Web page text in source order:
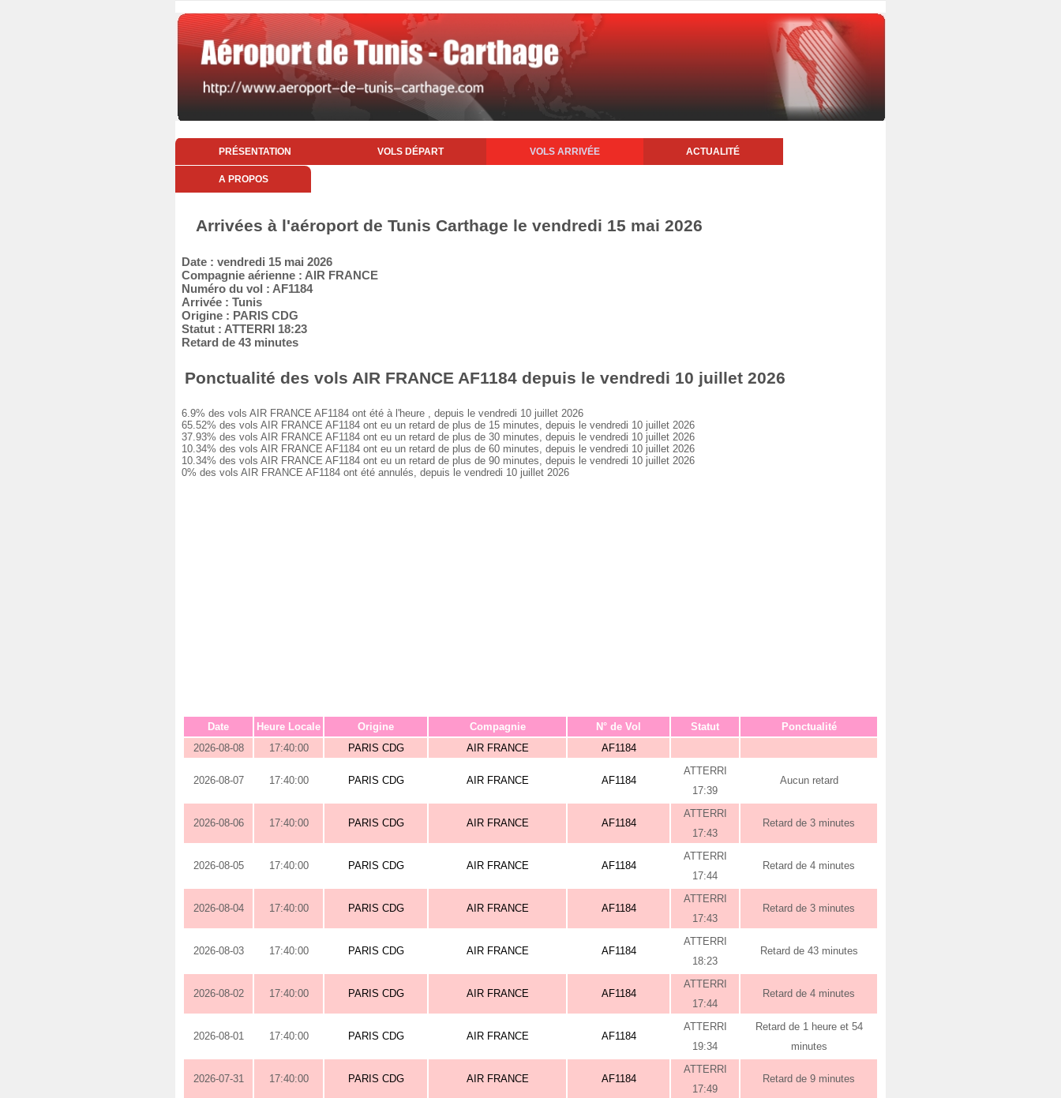
PRÉSENTATION VOLS DÉPART VOLS ARRIVÉE ACTUALITÉ
A PROPOS
Arrivées à l'aéroport de Tunis Carthage le vendredi 15 mai 2026
Date : vendredi 15 mai 2026
Compagnie aérienne : AIR FRANCE
Numéro du vol : AF1184
Arrivée : Tunis
Origine : PARIS CDG
Statut : ATTERRI 18:23
Retard de 43 minutes
Ponctualité des vols AIR FRANCE AF1184 depuis le vendredi 10 juillet 2026
6.9% des vols AIR FRANCE AF1184 ont été à l'heure , depuis le vendredi 10 juillet 2026
65.52% des vols AIR FRANCE AF1184 ont eu un retard de plus de 15 minutes, depuis le vendredi 10 juillet 2026
37.93% des vols AIR FRANCE AF1184 ont eu un retard de plus de 30 minutes, depuis le vendredi 10 juillet 2026
10.34% des vols AIR FRANCE AF1184 ont eu un retard de plus de 60 minutes, depuis le vendredi 10 juillet 2026
10.34% des vols AIR FRANCE AF1184 ont eu un retard de plus de 90 minutes, depuis le vendredi 10 juillet 2026
0% des vols AIR FRANCE AF1184 ont été annulés, depuis le vendredi 10 juillet 2026
Date Heure Locale Origine Compagnie N° de Vol Statut
Ponctualité
2026-08-08
17:40:00 PARIS CDG AIR FRANCE AF1184
2026-08-07 17:40:00 PARIS CDG AIR FRANCE AF1184
ATTERRI
17:39
Aucun retard
2026-08-06 17:40:00 PARIS CDG AIR FRANCE AF1184
ATTERRI
17:43
Retard de 3 minutes
2026-08-05 17:40:00 PARIS CDG AIR FRANCE AF1184
ATTERRI
17:44
Retard de 4 minutes
2026-08-04 17:40:00 PARIS CDG AIR FRANCE AF1184
ATTERRI
17:43
Retard de 3 minutes
2026-08-03 17:40:00 PARIS CDG AIR FRANCE AF1184
ATTERRI
18:23
Retard de 43 minutes
2026-08-02 17:40:00 PARIS CDG AIR FRANCE AF1184
ATTERRI
17:44
Retard de 4 minutes
2026-08-01 17:40:00 PARIS CDG AIR FRANCE AF1184
ATTERRI
19:34
Retard de 1 heure et 54
minutes
2026-07-31 17:40:00 PARIS CDG AIR FRANCE AF1184
ATTERRI
17:49
Retard de 9 minutes